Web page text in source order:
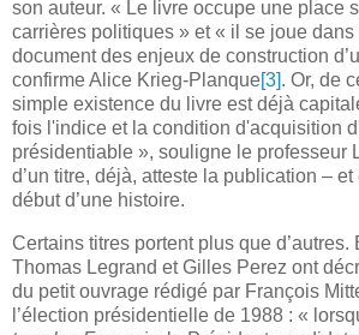
son auteur. « Le livre occupe une place
carrières politiques » et « il se joue dans
document des enjeux de construction
confirme Alice Krieg-Planque[3]. Or, de
simple existence du livre est déjà
fois l'indice et la condition d'acquisition
présidentiable », souligne le professeur
d’un titre, déjà, atteste la publication –
début d’une histoire.
Certains titres portent plus que d’autres.
Thomas Legrand et Gilles Perez ont
du petit ouvrage rédigé par François
l’élection présidentielle de 1988 : «